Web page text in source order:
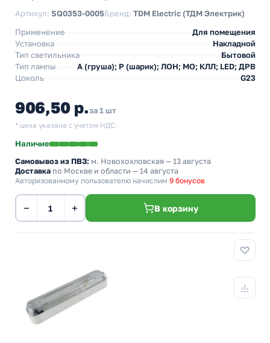
Артикул: SQ0353-0005Бренд: TDM Electric (ТДМ Электрик)
Применение
Для помещения
Установка
Накладной
Тип светильника
Бытовой
Тип лампы
A (груша); P (шарик); ЛОН; МО; КЛЛ; LED; ДРВ
Цоколь
G23
906,50 р.за 1 шт
* цена указана с учетом НДС.
Наличие
Самовывоз из ПВЗ: м. Новохохловская — 13 августа
Доставка по Москве и области — 14 августа
Авторизованному пользователю начислим 9 бонусов
− + В корзину